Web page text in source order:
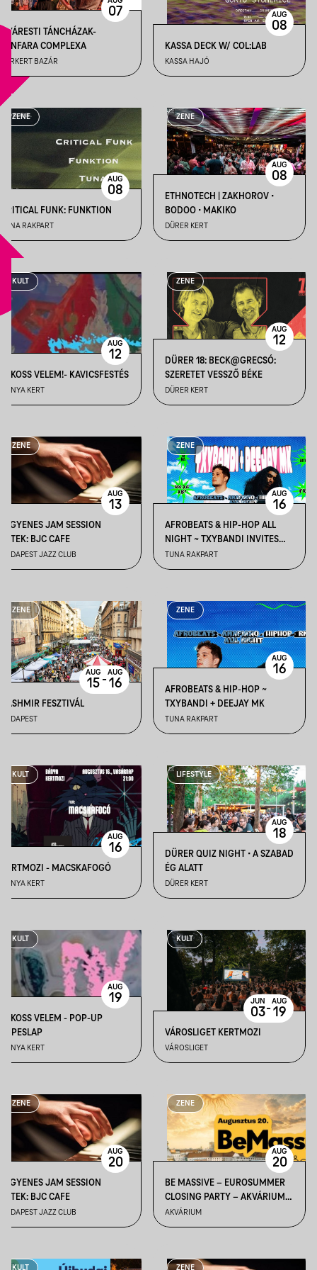
NYÁRESTI TÁNCHÁZAK-
FANFARA COMPLEXA
VÁRKERT BAZÁR
07
KASSA DECK W/ COL:LAB
KASSA HAJÓ
AUG
08
ZENE
CRITICAL FUNK: FUNKTION
TUNA RAKPART
AUG
08
ZENE
ETHNOTECH | ZAKHOROV •
BODOO • MAKIKO
DÜRER KERT
AUG
08
KULT
ALKOSS VELEM!- KAVICSFESTÉS
BÁNYA KERT
AUG
12
ZENE
DÜRER 18: BECK@GRECSÓ:
SZERETET VESSZŐ BÉKE
DÜRER KERT
AUG
12
ZENE
INGYENES JAM SESSION
ESTEK: BJC CAFE
BUDAPEST JAZZ CLUB
AUG
13
ZENE
AFROBEATS & HIP-HOP ALL
NIGHT ~ TXYBANDI INVITES
DEEJAY MK @ TUNA RAKPART
TUNA RAKPART
AUG
16
ZENE
KASHMIR FESZTIVÁL
BUDAPEST
AUG
15 -AUG
16
ZENE
AFROBEATS & HIP-HOP ~
TXYBANDI + DEEJAY MK
TUNA RAKPART
AUG
16
KULT
KERTMOZI - MACSKAFOGÓ
BÁNYA KERT
AUG
16
LIFESTYLE
DÜRER QUIZ NIGHT • A SZABAD
ÉG ALATT
DÜRER KERT
AUG
18
KULT
ALKOSS VELEM - POP-UP
KÉPESLAP
BÁNYA KERT
AUG
19
KULT
VÁROSLIGET KERTMOZI
VÁROSLIGET
JUN
03-AUG
19
ZENE
INGYENES JAM SESSION
ESTEK: BJC CAFE
BUDAPEST JAZZ CLUB
AUG
20
ZENE
BE MASSIVE – EUROSUMMER
CLOSING PARTY – AKVÁRIUM
TERRACE
AKVÁRIUM
AUG
20
KULT ZENE